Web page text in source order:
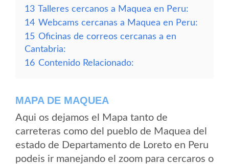
13 Talleres cercanos a Maquea en Peru:
14 Webcams cercanas a Maquea en Peru:
15 Oficinas de correos cercanas a en
Cantabria:
16 Contenido Relacionado:
MAPA DE MAQUEA
Aqui os dejamos el Mapa tanto de
carreteras como del pueblo de Maquea del
estado de Departamento de Loreto en Peru
podeis ir manejando el zoom para cercaros o